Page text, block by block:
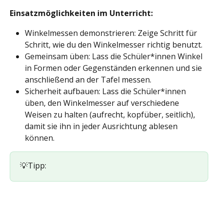
Einsatzmöglichkeiten im Unterricht:
Winkelmessen demonstrieren: Zeige Schritt für
Schritt, wie du den Winkelmesser richtig benutzt.
Gemeinsam üben: Lass die Schüler*innen Winkel
in Formen oder Gegenständen erkennen und sie
anschließend an der Tafel messen.
Sicherheit aufbauen: Lass die Schüler*innen
üben, den Winkelmesser auf verschiedene
Weisen zu halten (aufrecht, kopfüber, seitlich),
damit sie ihn in jeder Ausrichtung ablesen
können.
💡Tipp: